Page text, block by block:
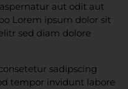
aut odit aut
Lorem ipsum dolor sit
sed diam dolore
sadipscing
tempor invidunt labore